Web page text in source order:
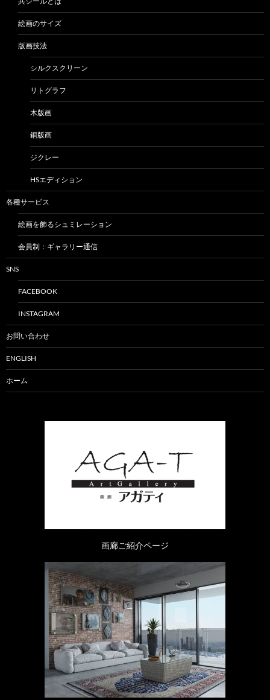
絵画のサイズ
版画技法
シルクスクリーン
リトグラフ
木版画
銅版画
ジクレー
HSエディション
各種サービス
絵画を飾るシュミレーション
会員制：ギャラリー通信
SNS
FACEBOOK
INSTAGRAM
お問い合わせ
ENGLISH
ホーム
画廊ご紹介ページ